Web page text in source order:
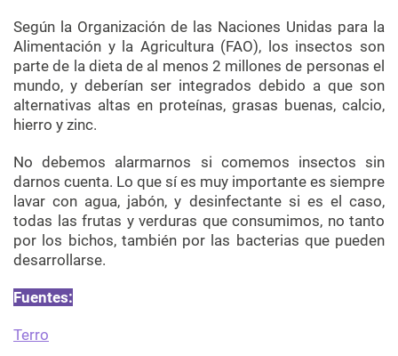
Según la Organización de las Naciones Unidas para la
Alimentación y la Agricultura (FAO), los insectos son
parte de la dieta de al menos 2 millones de personas el
mundo, y deberían ser integrados debido a que son
alternativas altas en proteínas, grasas buenas, calcio,
hierro y zinc.
No debemos alarmarnos si comemos insectos sin
darnos cuenta. Lo que sí es muy importante es siempre
lavar con agua, jabón, y desinfectante si es el caso,
todas las frutas y verduras que consumimos, no tanto
por los bichos, también por las bacterias que pueden
desarrollarse.
Fuentes:
Terro